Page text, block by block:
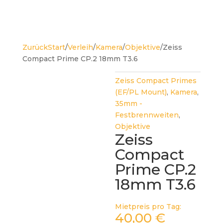
ZurückStart/Verleih/Kamera/Objektive/Zeiss
Compact Prime CP.2 18mm T3.6
Zeiss Compact Primes
(EF/PL Mount), Kamera,
35mm -
Festbrennweiten,
Objektive
Zeiss
Compact
Prime CP.2
18mm T3.6
Mietpreis pro Tag:
40,00€